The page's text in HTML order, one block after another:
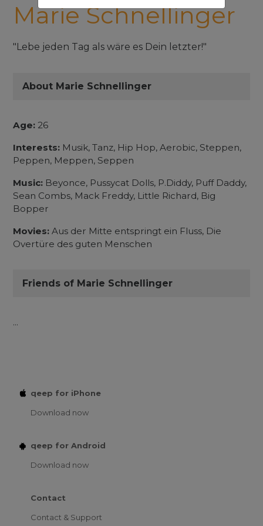
Marie Schnellinger
"Lebe jeden Tag als wäre es Dein letzter!"
About Marie Schnellinger
Age: 26
Interests: Musik, Tanz, Hip Hop, Aerobic, Steppen,
Peppen, Meppen, Seppen
Music: Beyonce, Pussycat Dolls, P.Diddy, Puff Daddy,
Sean Combs, Mack Freddy, Little Richard, Big
Bopper
Movies: Aus der Mitte entspringt ein Fluss, Die
Overtüre des guten Menschen
Friends of Marie Schnellinger
...
qeep for iPhone
Download now
qeep for Android
Download now
Contact
Contact & Support